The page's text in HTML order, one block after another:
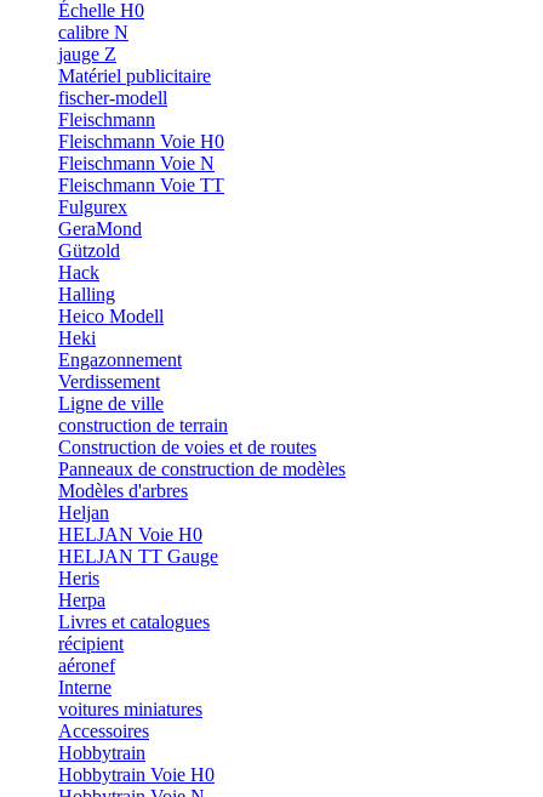
Échelle H0
calibre N
jauge Z
Matériel publicitaire
fischer-modell
Fleischmann
Fleischmann Voie H0
Fleischmann Voie N
Fleischmann Voie TT
Fulgurex
GeraMond
Gützold
Hack
Halling
Heico Modell
Heki
Engazonnement
Verdissement
Ligne de ville
construction de terrain
Construction de voies et de routes
Panneaux de construction de modèles
Modèles d'arbres
Heljan
HELJAN Voie H0
HELJAN TT Gauge
Heris
Herpa
Livres et catalogues
récipient
aéronef
Interne
voitures miniatures
Accessoires
Hobbytrain
Hobbytrain Voie H0